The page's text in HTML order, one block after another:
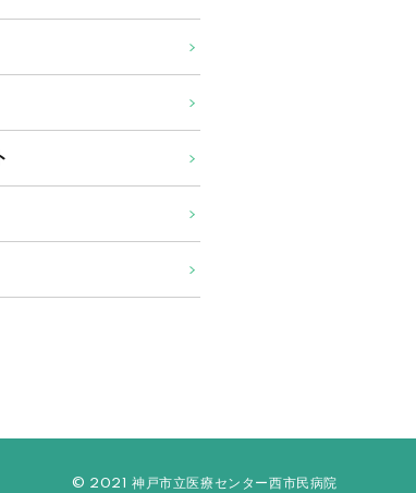
© 2021 神戸市立医療センター西市民病院